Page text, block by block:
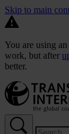
Skip to main
You are using
work, but after
better.